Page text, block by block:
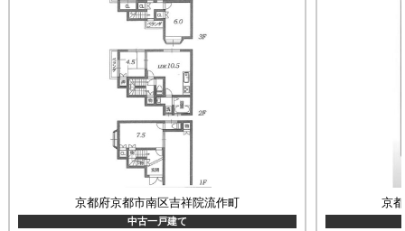
京都府京都市南区吉祥院流作町
中古一戸建て
京